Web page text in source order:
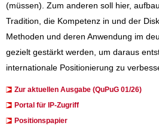
(müssen). Zum anderen soll hier,
Tradition, die Kompetenz in und der
Methoden und deren Anwendung im
gezielt gestärkt werden, um daraus
internationale Positionierung zu
Zur aktuellen Ausgabe (QuPuG 01/26)
​​​Portal für IP-Zugriff
Positionspapier